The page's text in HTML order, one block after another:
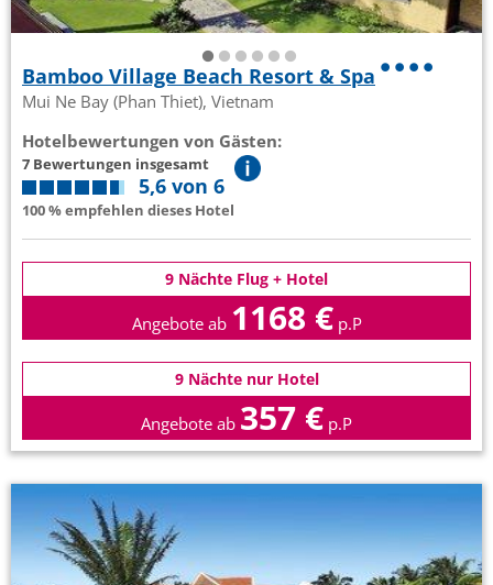
Bamboo Village Beach Resort & Spa
Mui Ne Bay (Phan Thiet), Vietnam
Hotelbewertungen von Gästen:
7 Bewertungen insgesamt
5,6 von 6
100 % empfehlen dieses Hotel
9 Nächte Flug + Hotel
Angebote ab 1168 € p.P
9 Nächte nur Hotel
Angebote ab 357 € p.P